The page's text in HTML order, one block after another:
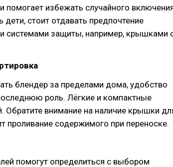
помогает избежать случайного
дети, стоит отдавать предпочтение
системами защиты, например, крышками
блендер за пределами дома, удобство
роль. Лёгкие и компактные
Обратите внимание на наличие крышки
проливание содержимого при переноске.
помогут определиться с выбором